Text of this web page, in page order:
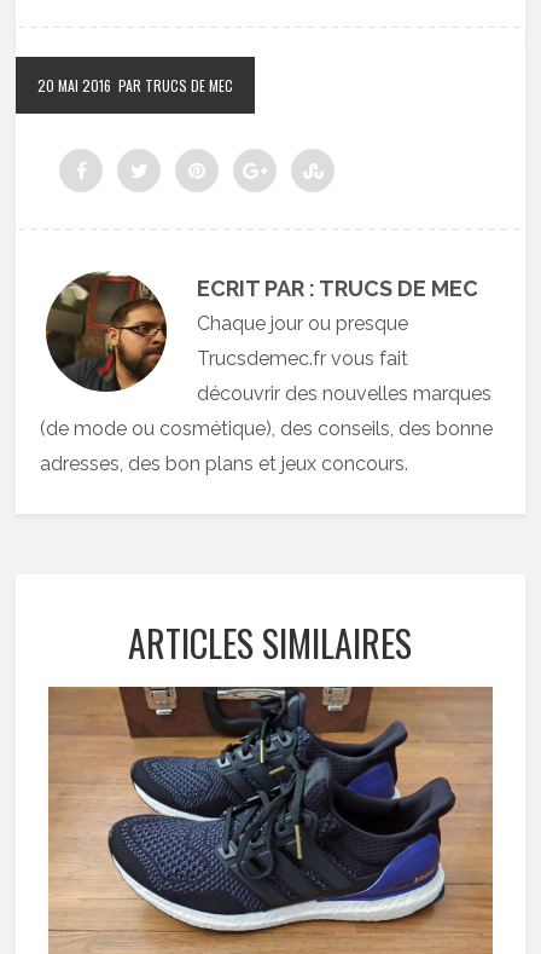
20 MAI 2016 PAR TRUCS DE MEC
ECRIT PAR : TRUCS DE MEC
Chaque jour ou presque
Trucsdemec.fr vous fait
découvrir des nouvelles marques
(de mode ou cosmétique), des conseils, des bonne
adresses, des bon plans et jeux concours.
ARTICLES SIMILAIRES